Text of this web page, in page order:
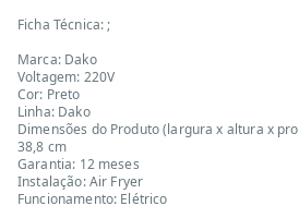
Ficha Técnica: ;
Marca: Dako
Voltagem: 220V
Cor: Preto
Linha: Dako
Dimensões do Produto (largura x altura x
38,8 cm
Garantia: 12 meses
Instalação: Air Fryer
Funcionamento: Elétrico